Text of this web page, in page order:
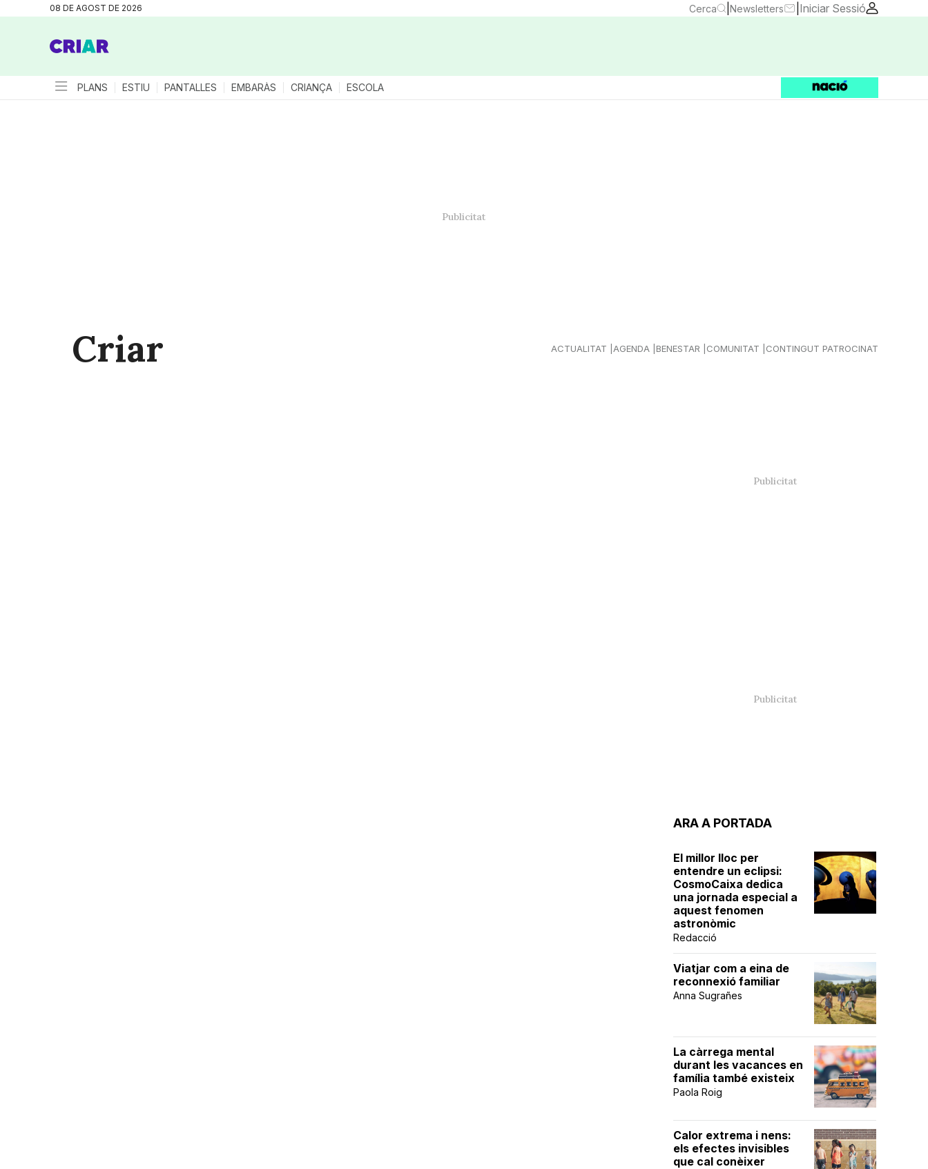
08 DE AGOST DE 2026 Cerca Newsletters Iniciar Sessió
PLANS ESTIU PANTALLES EMBARÀS CRIANÇA ESCOLA
Criar ACTUALITAT AGENDA BENESTAR COMUNITAT CONTINGUT PATROCINAT
ARA A PORTADA
El millor lloc per
entendre un eclipsi:
CosmoCaixa dedica
una jornada especial a
aquest fenomen
astronòmic
Redacció
Viatjar com a eina de
reconnexió familiar
Anna Sugrañes
La càrrega mental
durant les vacances en
família també existeix
Paola Roig
Calor extrema i nens:
els efectes invisibles
que cal conèixer